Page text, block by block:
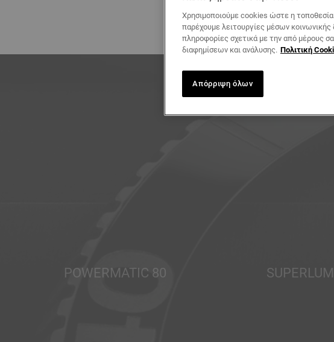
POWERMATIC 80
Χρησιμοποιούμε cookies ώστε η τοποθεσία
παρέχουμε λειτουργίες μέσων
πληροφορίες σχετικά με την από μέρους
διαφημίσεων και ανάλυσης. Πολιτική
Απόρριψη όλων